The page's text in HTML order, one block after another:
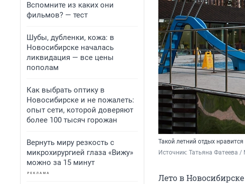
Вспомните из каких они
фильмов? — тест
Шубы, дубленки, кожа: в
Новосибирске началась
ликвидация — все цены
пополам
Как выбрать оптику в
Новосибирске и не пожалеть:
опыт сети, которой доверяют
более 100 тысяч горожан
Вернуть миру резкость с
микрохирургией глаза «Вижу»
можно за 15 минут
Такой летний отдых
Источник: Татьяна Фатеева /
Лето в